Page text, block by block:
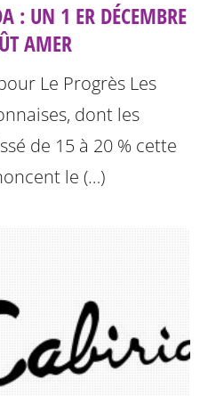
: UN 1 ER DÉCEMBRE
AMER
Le Progrès Les
dont les
de 15 à 20 % cette
le (…)